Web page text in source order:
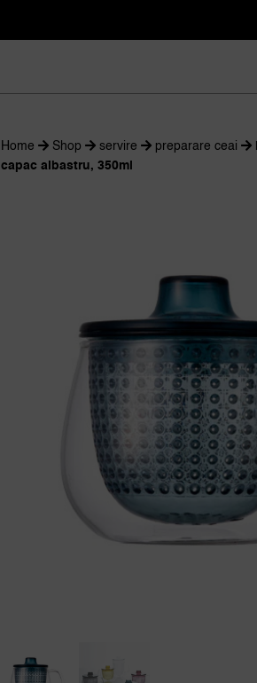
Home Shop servire preparare ceai
capac albastru, 350ml